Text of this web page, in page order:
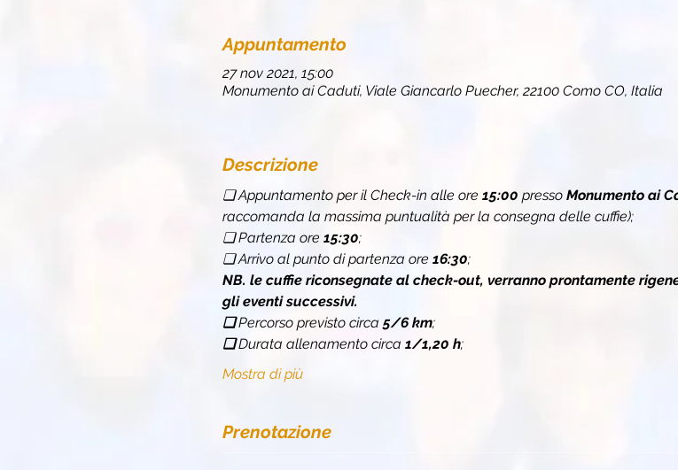
Appuntamento
27 nov 2021, 15:00
Monumento ai Caduti, Viale Giancarlo Puecher, 22100 Como CO, Italia
Descrizione
❏ Appuntamento per il Check-in alle ore 15:00 presso Monumento ai
raccomanda la massima puntualità per la consegna delle cuffie);
❏ Partenza ore 15:30;
❏ Arrivo al punto di partenza ore 16:30;
NB. le cuffie riconsegnate al check-out, verranno prontamente
gli eventi successivi.
❏ Percorso previsto circa 5/6 km;
❏ Durata allenamento circa 1/1,20 h;
Mostra di più
Prenotazione